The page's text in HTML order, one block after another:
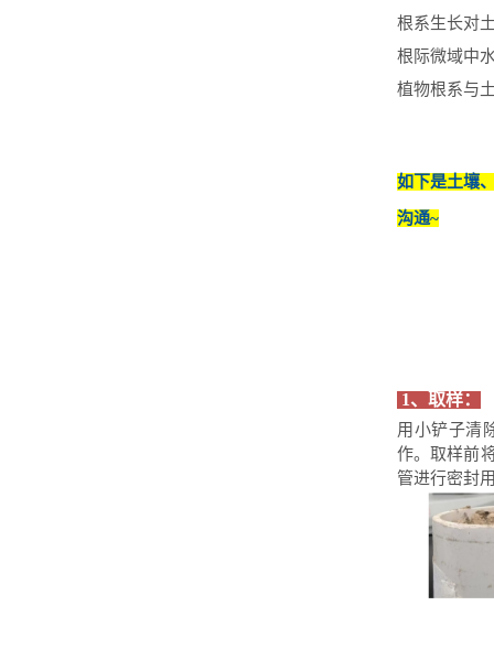
根系生长对
根际微域中
植物根系与
如下是土壤
沟通~
1、取样：
用小铲子清
作。取样前
管进行密封